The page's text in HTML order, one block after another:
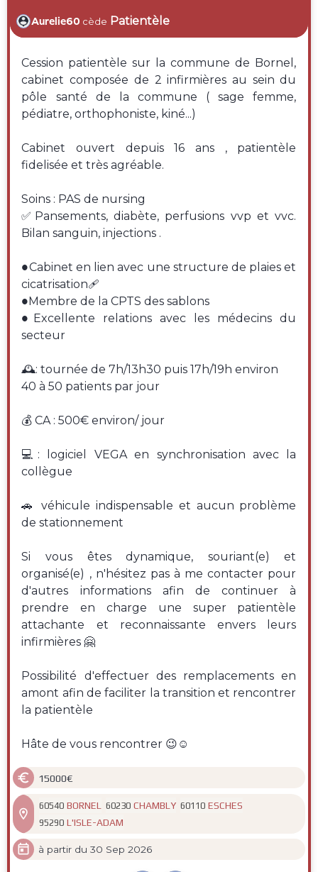
Aurelie60 cède Patientèle
Cession patientèle sur la commune de Bornel,
cabinet composée de 2 infirmières au sein du
pôle santé de la commune ( sage femme,
pédiatre, orthophoniste, kiné...)
Cabinet ouvert depuis 16 ans , patientèle
fidelisée et très agréable.
Soins : PAS de nursing
✅️Pansements, diabète, perfusions vvp et vvc.
Bilan sanguin, injections .
●Cabinet en lien avec une structure de plaies et
cicatrisation🩹
●Membre de la CPTS des sablons
●Excellente relations avec les médecins du
secteur
🕰: tournée de 7h/13h30 puis 17h/19h environ
40 à 50 patients par jour
💰 CA : 500€ environ/ jour
💻: logiciel VEGA en synchronisation avec la
collègue
🚗 véhicule indispensable et aucun problème
de stationnement
Si vous êtes dynamique, souriant(e) et
organisé(e) , n'hésitez pas à me contacter pour
d'autres informations afin de continuer à
prendre en charge une super patientèle
attachante et reconnaissante envers leurs
infirmières 🤗
Possibilité d'effectuer des remplacements en
amont afin de faciliter la transition et rencontrer
la patientèle
Hâte de vous rencontrer 😉☺️
 15000€

60540 BORNEL 60230 CHAMBLY 60110 ESCHES
95290 L'ISLE-ADAM
 à partir du 30 Sep 2026